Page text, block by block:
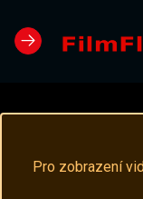
Pro zobrazení